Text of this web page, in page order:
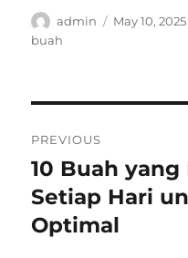
Author
admin
Posted
May 10, 2025
buah
navigation
PREVIOUS
Previous
post:
10 Buah
Setiap Hari
Optimal